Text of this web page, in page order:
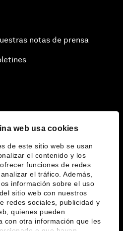
web usa cookies
de este sitio web se usan
el contenido y los
funciones de redes
el tráfico. Además,
información sobre el uso
sitio web con nuestros
redes sociales, publicidad y
quienes pueden
con otra información que les
notas de prensa